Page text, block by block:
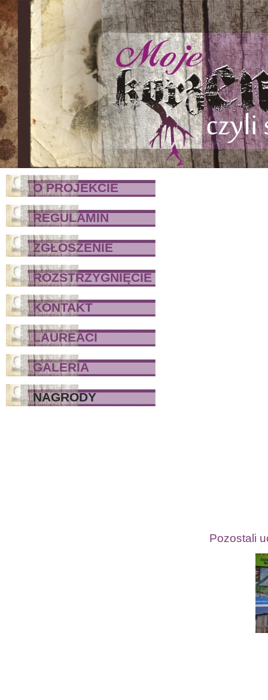
O PROJEKCIE
REGULAMIN
ZGŁOSZENIE
ROZSTRZYGNIĘCIE
KONTAKT
LAUREACI
GALERIA
NAGRODY
Pozostali